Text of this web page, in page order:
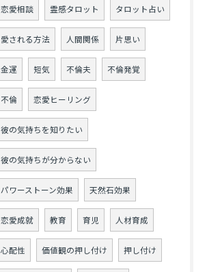
恋愛相談 霊感タロット タロット占い
愛される方法 人間関係 片思い
金運 短気 不倫夫 不倫発覚
不倫 恋愛ヒーリング
彼の気持ちを知りたい
彼の気持ちが分からない
パワーストーン効果 天然石効果
恋愛成就 教育 育児 人材育成
心配性 価値観の押し付け 押し付け